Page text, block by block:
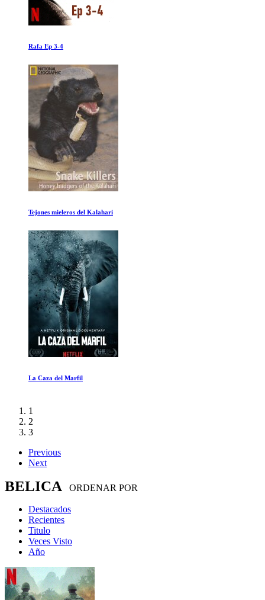
Rafa Ep 3-4
Tejones mieleros del Kalahari
La Caza del Marfil
1
2
3
Previous
Next
BELICA ORDENAR POR
Destacados
Recientes
Titulo
Veces Visto
Año